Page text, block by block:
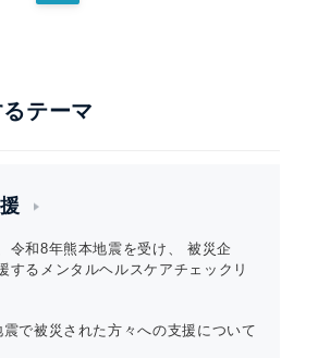
テーマ
令和8年熊本地震を受け、 被災企
するメンタルヘルスケアチェックリ
で被災された方々への支援について